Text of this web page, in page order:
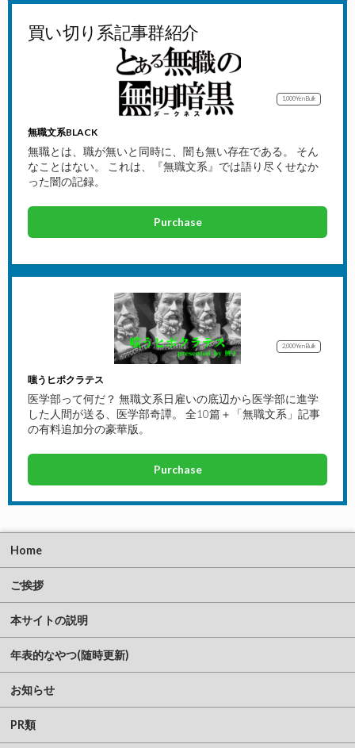
買い切り系記事群紹介
1,000YenBulk
無職文系BLACK
無職とは、職が無いと同時に、闇も無い存在である。 そん
なことはない。 これは、『無職文系』では語り尽くせなか
った闇の記録。
Purchase
2,000YenBulk
嗤うヒポクラテス
医学部って何だ？ 無職文系日雇いの底辺から医学部に進学
した人間が送る、医学部奇譚。 全10篇＋「無職文系」記事
の有料追加分の豪華版。
Purchase
Home
ご挨拶
本サイトの説明
年表的なやつ(随時更新)
お知らせ
PR類